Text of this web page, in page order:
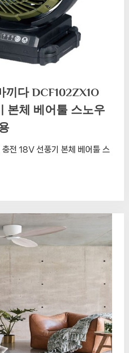
다 DCF102ZX1O
본체 베어툴 스노우
전 18V 선풍기 본체 베어툴 스